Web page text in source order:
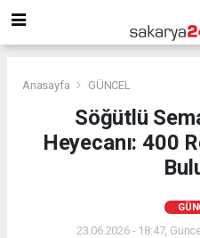
Anasayfa GÜNCEL
Söğütlü
Heyecanı: 400
23.06.2026 - 18:47,